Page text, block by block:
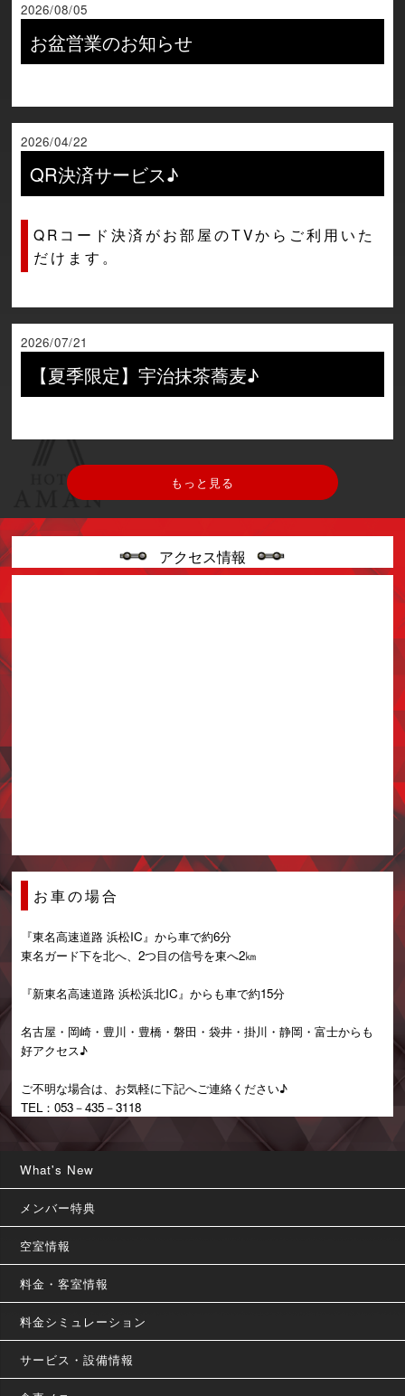
2026/08/05
お盆営業のお知らせ
2026/04/22
QR決済サービス♪
QRコード決済がお部屋のTVからご利用いた
だけます。
2026/07/21
【夏季限定】宇治抹茶蕎麦♪
もっと見る
アクセス情報
お車の場合
『東名高速道路 浜松IC』から車で約6分
東名ガード下を北へ、2つ目の信号を東へ2㎞
『新東名高速道路 浜松浜北IC』からも車で約15分
名古屋・岡崎・豊川・豊橋・磐田・袋井・掛川・静岡・富士からも
好アクセス♪
ご不明な場合は、お気軽に下記へご連絡ください♪
TEL：053－435－3118
What's New
メンバー特典
空室情報
料金・客室情報
料金シミュレーション
サービス・設備情報